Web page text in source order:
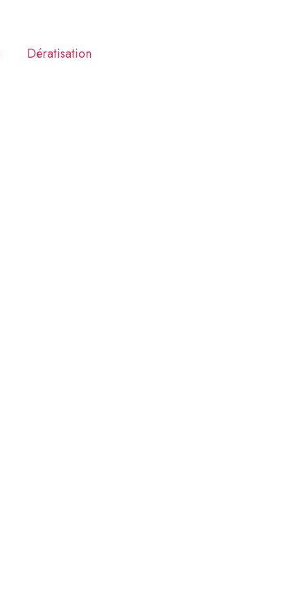
Dératisation